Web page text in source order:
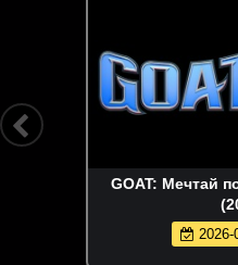
GOAT: Мечтай
2026-